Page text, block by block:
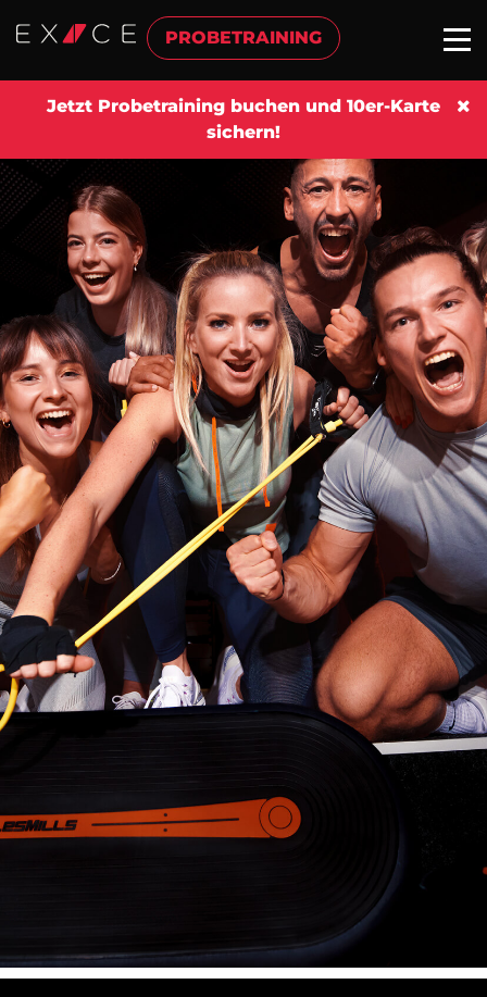
PROBETRAINING
Jetzt Probetraining buchen und 10er-Karte
sichern!